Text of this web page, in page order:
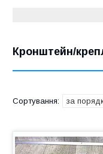
Кронштейн/